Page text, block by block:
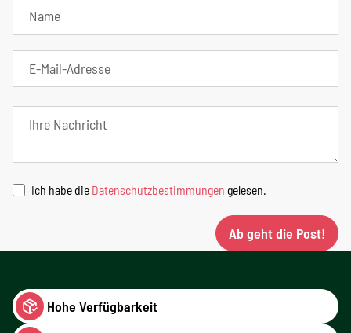
Ich habe die Datenschutzbestimmungen gelesen.
Ab geht die Post!
Hohe Verfügbarkeit